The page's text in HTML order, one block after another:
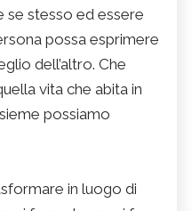
se stesso ed essere
possa esprimere
dell’altro. Che
vita che abita in
possiamo
in luogo di